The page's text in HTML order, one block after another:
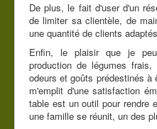
De plus, le fait d'user d'un
de limiter sa clientèle, de
une quantité de clients
Enfin, le plaisir que je
production de légumes
odeurs et goûts prédestinés à
m'emplit d'une satisfaction
table est un outil pour rendre
une famille se réunit, un des